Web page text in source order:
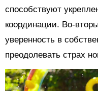
способствуют
координации. Во-
уверенность в
преодолевать страх